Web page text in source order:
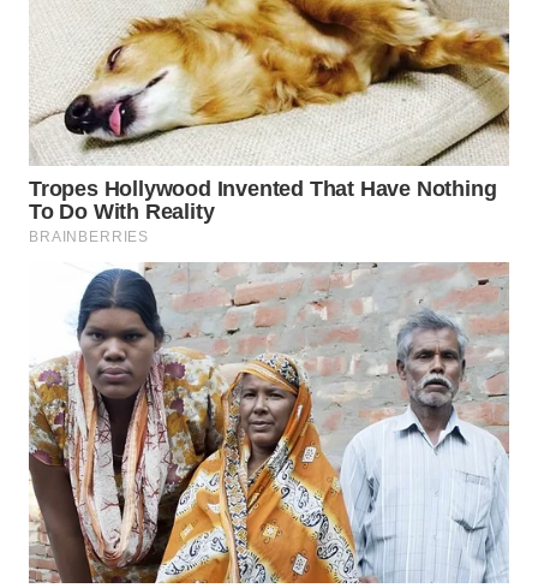
KARING
NEWS
JURNAL
MARITIM
HUMBANG
NEWS
GARONGGANG
NEWS
FISUELRI
ID
ENERGI
NEWS
CILEUNGSI